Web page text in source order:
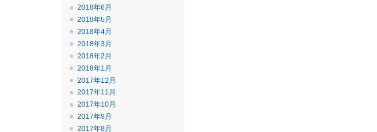
2018年6月
2018年5月
2018年4月
2018年3月
2018年2月
2018年1月
2017年12月
2017年11月
2017年10月
2017年9月
2017年8月